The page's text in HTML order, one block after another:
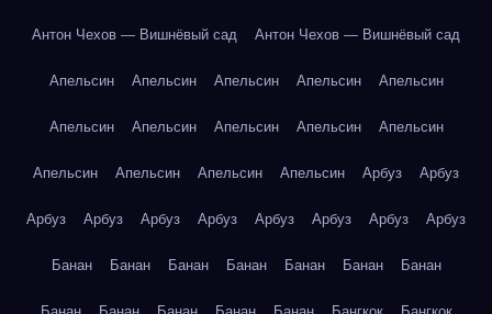
Антон Чехов — Вишнёвый сад Антон Чехов — Вишнёвый сад
Апельсин Апельсин Апельсин Апельсин Апельсин
Апельсин Апельсин Апельсин Апельсин Апельсин
Апельсин Апельсин Апельсин Апельсин Арбуз Арбуз
Арбуз Арбуз Арбуз Арбуз Арбуз Арбуз Арбуз Арбуз
Банан Банан Банан Банан Банан Банан Банан